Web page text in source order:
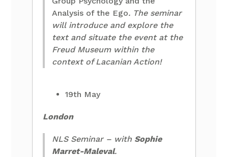
Analysis of the Ego. The seminar
will introduce and explore the
text and situate the event at the
Freud Museum within the
context of Lacanian Action!
19th May
London
NLS Seminar – with Sophie
Marret-Maleval.